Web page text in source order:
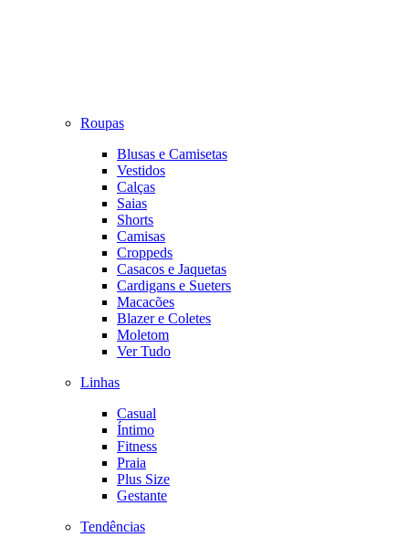
Roupas
Blusas e Camisetas
Vestidos
Calças
Saias
Shorts
Camisas
Croppeds
Casacos e Jaquetas
Cardigans e Sueters
Macacões
Blazer e Coletes
Moletom
Ver Tudo
Linhas
Casual
Íntimo
Fitness
Praia
Plus Size
Gestante
Tendências